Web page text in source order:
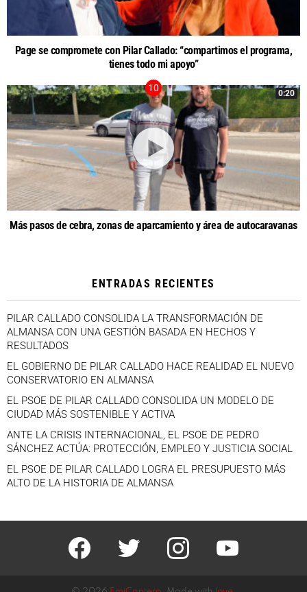
Page se compromete con Pilar Callado: “compartimos el programa,
tienes todo mi apoyo”
0:20
Más pasos de cebra, zonas de aparcamiento y área de autocaravanas
ENTRADAS RECIENTES
PILAR CALLADO CONSOLIDA LA TRANSFORMACIÓN DE
ALMANSA CON UNA GESTIÓN BASADA EN HECHOS Y
RESULTADOS
EL GOBIERNO DE PILAR CALLADO HACE REALIDAD EL NUEVO
CONSERVATORIO EN ALMANSA
EL PSOE DE PILAR CALLADO CONSOLIDA UN MODELO DE
CIUDAD MÁS SOSTENIBLE Y ACTIVA
ANTE LA CRISIS INTERNACIONAL, EL PSOE DE PEDRO
SÁNCHEZ ACTÚA: PROTECCIÓN, EMPLEO Y JUSTICIA SOCIAL
EL PSOE DE PILAR CALLADO LOGRA EL PRESUPUESTO MÁS
ALTO DE LA HISTORIA DE ALMANSA
facebook twitter instagram youtube